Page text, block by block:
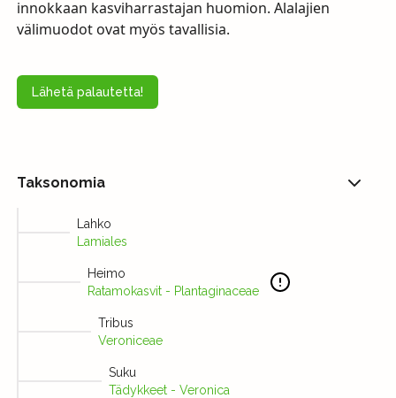
innokkaan kasviharrastajan huomion. Alalajien
välimuodot ovat myös tavallisia.
Lähetä palautetta!
Taksonomia
Lahko
Lamiales
Heimo
Ratamokasvit - Plantaginaceae
Tribus
Veroniceae
Suku
Tädykkeet - Veronica